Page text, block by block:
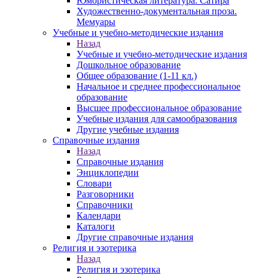
Художественно-документальная проза.
Мемуары
Учебные и учебно-методические издания
Назад
Учебные и учебно-методические издания
Дошкольное образование
Общее образование (1-11 кл.)
Начальное и среднее профессиональное
образование
Высшее профессиональное образование
Учебные издания для самообразования
Другие учебные издания
Справочные издания
Назад
Справочные издания
Энциклопедии
Словари
Разговорники
Справочники
Календари
Каталоги
Другие справочные издания
Религия и эзотерика
Назад
Религия и эзотерика